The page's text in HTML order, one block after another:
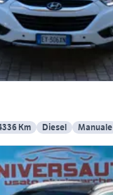
Km Diesel Manuale